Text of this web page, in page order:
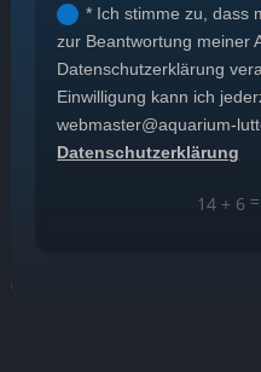
* Ich stimme zu, dass
zur Beantwortung meiner
Datenschutzerklärung
Einwilligung kann ich
webmaster@aquarium-
Datenschutzerklärung
14 + 6 =